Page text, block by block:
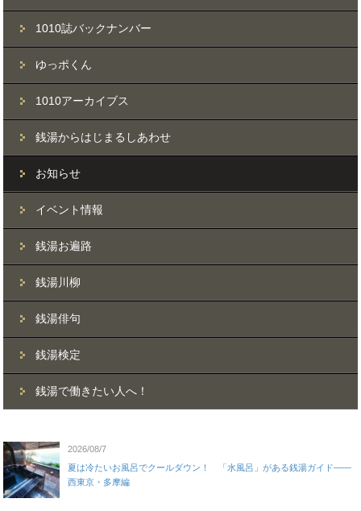
1010誌バックナンバー
ゆっポくん
1010アーカイブス
銭湯からはじまるしあわせ
お知らせ
イベント情報
銭湯お遍路
銭湯川柳
銭湯俳句
銭湯検定
銭湯で働きたい人へ！
2026/08/7
夏は冷たいお風呂でクールダウン！ 「水風呂」がある銭湯ガイド——
西東京・多摩編